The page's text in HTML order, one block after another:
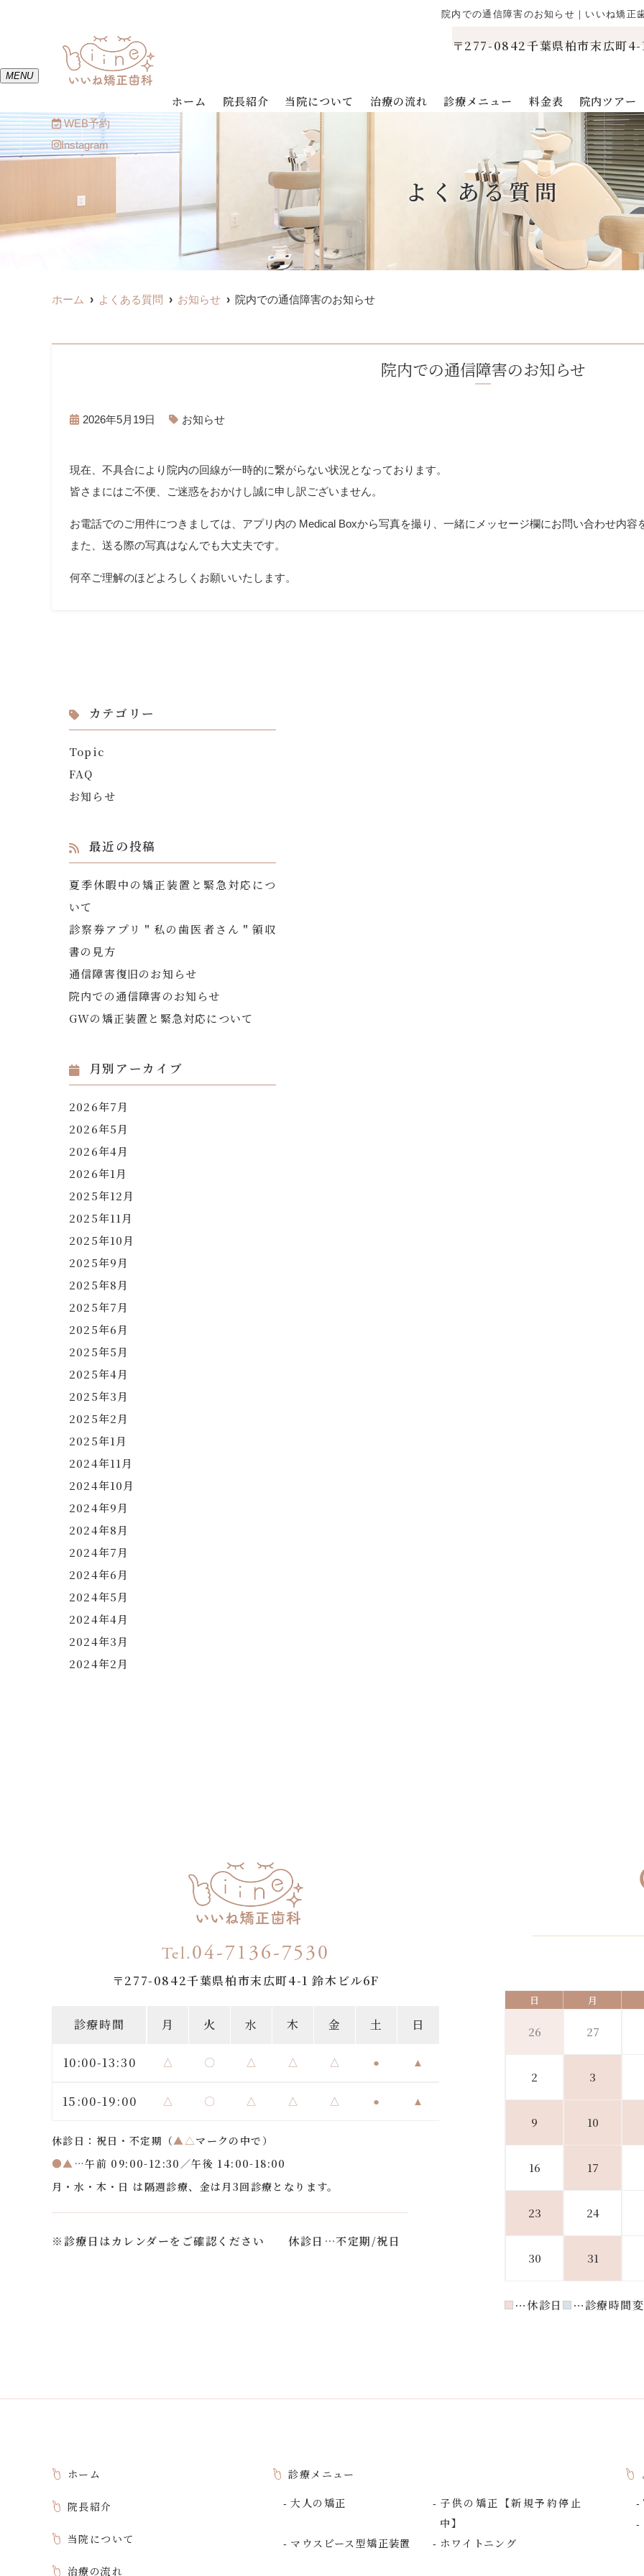
院内での通信障害のお知らせ｜いいね矯正
〒277-0842千葉県柏市末広町4-
MENU
ホーム 院長紹介 当院について 治療の流れ 診療メニュー 料金表 院内ツアー
WEB予約
Instagram
よくある質問
ホーム よくある質問 お知らせ 院内での通信障害のお知らせ
院内での通信障害のお知らせ
2026年5月19日 お知らせ
現在、不具合により院内の回線が一時的に繋がらない状況となっております。
皆さまにはご不便、ご迷惑をおかけし誠に申し訳ございません。
お電話でのご用件につきましては、アプリ内の Medical Boxから写真を撮り、一緒にメッセージ欄にお問い合わせ内容
また、送る際の写真はなんでも大丈夫です。
何卒ご理解のほどよろしくお願いいたします。
カテゴリー
Topic
FAQ
お知らせ
最近の投稿
夏季休暇中の矯正装置と緊急対応につ
いて
診察券アプリ＂私の歯医者さん＂領収
書の見方
通信障害復旧のお知らせ
院内での通信障害のお知らせ
GWの矯正装置と緊急対応について
月別アーカイブ
2026年7月
2026年5月
2026年4月
2026年1月
2025年12月
2025年11月
2025年10月
2025年9月
2025年8月
2025年7月
2025年6月
2025年5月
2025年4月
2025年3月
2025年2月
2025年1月
2024年11月
2024年10月
2024年9月
2024年8月
2024年7月
2024年6月
2024年5月
2024年4月
2024年3月
2024年2月
Tel.04-7136-7530
〒277-0842千葉県柏市末広町4-1 鈴木ビル6F
診療時間 月 火 水 木 金 土 日
10:00-13:30 △ 〇 △ △ △ ● ▲
15:00-19:00 △ 〇 △ △ △ ● ▲
休診日：祝日・不定期（▲△マークの中で）
●▲ …午前 09:00-12:30／午後 14:00-18:00
月・水・木・日 は隔週診療、金は月3回診療となります。
※診療日はカレンダーをご確認ください 休診日…不定期/祝日
日 月
26 27
2 3
9 10
16 17
23 24
30 31
休診日 診療時間
ホーム
院長紹介
当院について
治療の流れ
診療メニュー
大人の矯正
子供の矯正【新規予約停止
中】
マウスピース型矯正装置
ホワイトニング